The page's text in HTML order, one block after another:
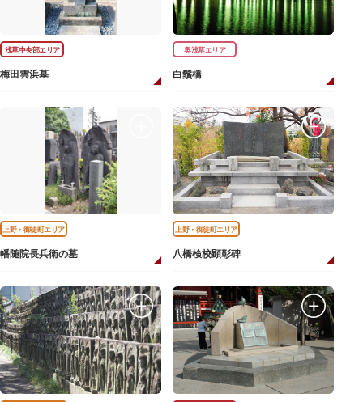
浅草中央部エリア
梅田雲浜墓
奥浅草エリア
白鬚橋
上野・御徒町エリア
幡随院長兵衛の墓
上野・御徒町エリア
八橋検校顕彰碑